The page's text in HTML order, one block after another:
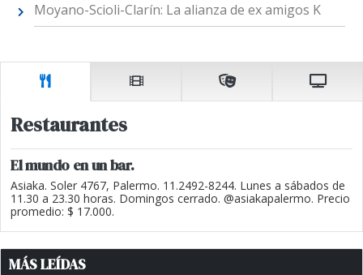
Moyano-Scioli-Clarín: La alianza de ex amigos K
Restaurantes
El mundo en un bar.
Asiaka. Soler 4767, Palermo. 11.2492-8244. Lunes a sábados de
11.30 a 23.30 horas. Domingos cerrado. @asiakapalermo. Precio
promedio: $ 17.000.
MÁS LEÍDAS